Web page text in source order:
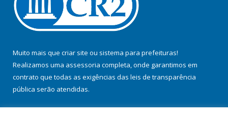
Muito mais que criar site ou sistema para prefeituras!
Realizamos uma assessoria completa, onde garantimos em
contrato que todas as exigências das leis de transparência
pública serão atendidas.